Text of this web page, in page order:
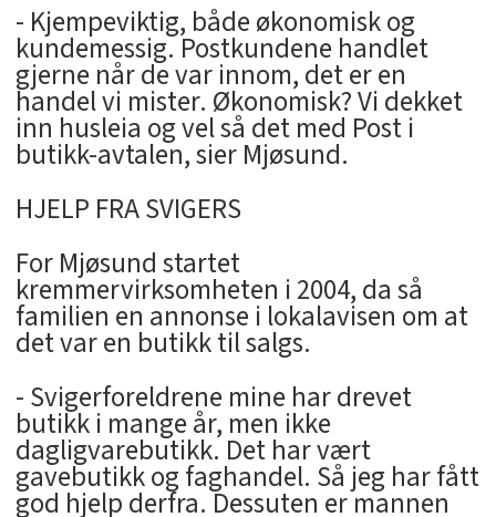
- Kjempeviktig, både økonomisk og
kundemessig. Postkundene handlet
gjerne når de var innom, det er en
handel vi mister. Økonomisk? Vi dekket
inn husleia og vel så det med Post i
butikk-avtalen, sier Mjøsund.
HJELP FRA SVIGERS
For Mjøsund startet
kremmervirksomheten i 2004, da så
familien en annonse i lokalavisen om at
det var en butikk til salgs.
- Svigerforeldrene mine har drevet
butikk i mange år, men ikke
dagligvarebutikk. Det har vært
gavebutikk og faghandel. Så jeg har fått
god hjelp derfra. Dessuten er mannen